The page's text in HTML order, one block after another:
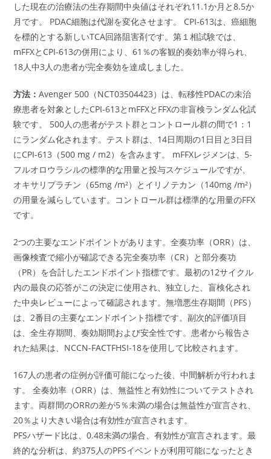
した現在の治療法の生存期間中央値はそれぞれ11.1か月と8.5か
月です。 PDAC細胞は代謝を変化させます。 CPI-613は、癌細胞
を標的とする新しいTCA回路阻害剤です。第１相試験では、
mFFXとCPI-613の併用により、61％の客観的奏効率が得られ、
18人中3人の患者が完全奏効を達成しました。
方法：Avenger 500（NCT03504423）は、転移性PDACの未治
療患者を対象としたCPI-613とmFFXとFFXの非盲検ランダム化試
験です。 500人の患者がテスト群とコントロール群の間で1：1
にランダム化されます。テスト群は、14日周期の1日目と3日目
にCPI-613（500 mg / m2）を含みます。 mFFXレジメンは、5-
フルオロウラシルの標準的な用量と投与スケジュールですが、
オキサリプラチン（65mg /m²）とイリノテカン（140mg /m²）
の用量を減らしています。コントロール群は標準的な用量のFFX
です。
2つの主要なエンドポイントがあります。全奏功率（ORR）は、
画像検査で縮小が確認できる完全奏功率（CR）と部分奏功
（PR）を合計したエンドポイント指標です。最初の12サイクル
内の最良の応答がこの決定に使用され、独立した、盲検化され
た中央レビューによって確認されます。無増悪生存期間（PFS）
は、2番目の主要なエンドポイント指標です。副次的評価項目
は、全生存期間、奏効期間および安全性です。患者から報告さ
れた結果は、NCCN-FACTFHSI-18を使用して比較されます。
167人の患者の症例が評価可能になった後、中間解析が行われま
す。 全奏効率（ORR）は、無益性と有効性についてテストされ
ます。両群間のORRの差が5％未満の場合は無益性が宣言され、
20％より大きい場合は有効性が宣言されます。
PFSハザード比は、0.48未満の場合、有効性が宣言されます。最
終的な分析は、約375人のPFSイベントが利用可能になったとき